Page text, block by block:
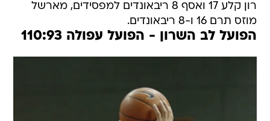
רון קלע 17 ואסף 8 ריבאונדים למפסידים, מארשל
מוזס תרם 16 ו-8 ריבאונדים.
הפועל לב השרון - הפועל עפולה 110:93